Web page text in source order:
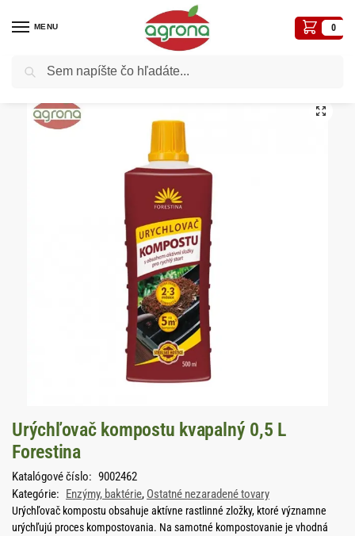
MENU 0
Domov Biologické-ekologické prípravky
Urýchľovač kompostu kvapalný 0,5 L
Forestina
Katalógové číslo: 9002462
Kategórie: Enzýmy, baktérie, Ostatné nezaradené tovary
Urýchľovač kompostu obsahuje aktívne rastlinné zložky, ktoré významne
urýchľujú proces kompostovania. Na samotné kompostovanie je vhodná